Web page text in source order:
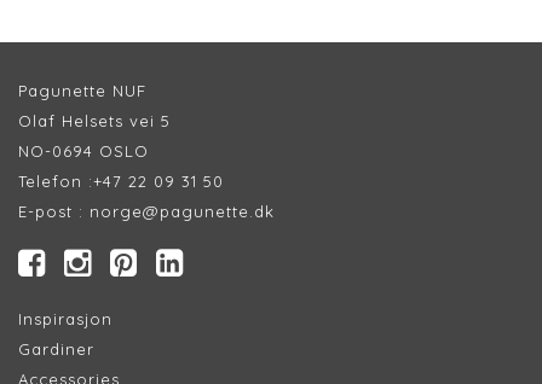
Pagunette NUF
Olaf Helsets vei 5
NO-0694 OSLO
Telefon :+47 22 09 31 50
E-post : norge@pagunette.dk
Inspirasjon
Gardiner
Accessories